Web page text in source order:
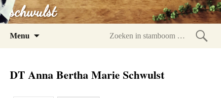
schwulst
Menu
DT Anna Bertha Marie Schwulst